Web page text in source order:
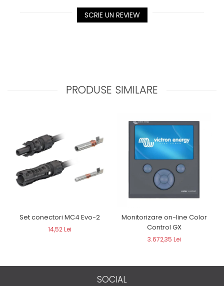
SCRIE UN REVIEW
PRODUSE SIMILARE
Set conectori MC4 Evo-2
14,52 Lei
Monitorizare on-line Color
Control GX
3.672,35 Lei
SOCIAL